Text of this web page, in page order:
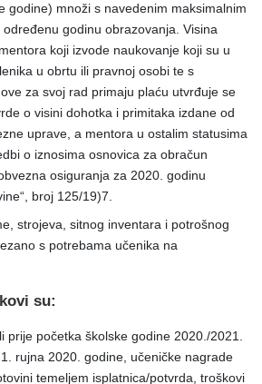
godine) množi s navedenim maksimalnim
godinu obrazovanja. Visina
koji izvode naukovanje koji su u
u obrtu ili pravnoj osobi te s
za svoj rad primaju plaću utvrđuje se
o visini dohotka i primitaka izdane od
uprave, a mentora u ostalim statusima
o iznosima osnovica za obračun
osiguranja za 2020. godinu
broj 125/19)7.
strojeva, sitnog inventara i potrošnog
s potrebama učenika na
su:
prije početka školske godine 2020./2021.
rujna 2020. godine, učeničke nagrade
temeljem isplatnica/potvrda, troškovi